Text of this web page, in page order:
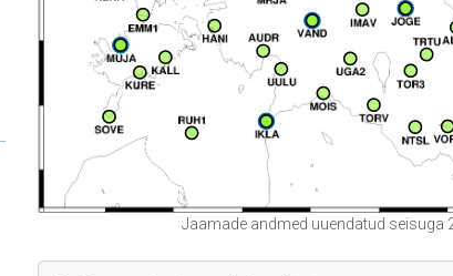
Jaamade andmed uuendatud seisuga